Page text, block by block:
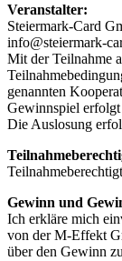
Veranstalter:
Steiermark-Card
info@steiermark-
Mit der Teilnahme
genannten
Gewinnspiel erfolgt
Die Auslosung
Gewinn und
Ich erkläre mich
von der M-Effekt
über den Gewinn